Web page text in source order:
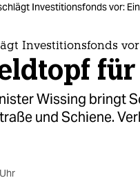
Investitionsfonds vor:
Investitionsfonds vor
Wissing bringt
und Schiene.